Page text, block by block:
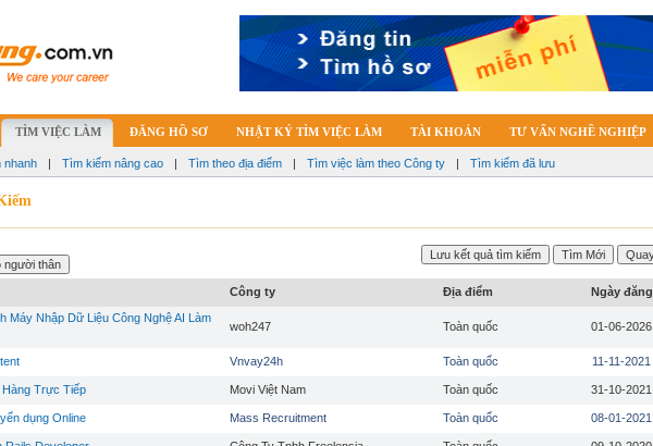
TÌM VIỆC LÀM ĐĂNG HỒ SƠ NHẬT KÝ TÌM VIỆC LÀM TÀI KHOẢN TƯ VẤN NGHỀ NGHIỆP
nhanh | Tìm kiếm nâng cao | Tìm theo địa điểm | Tìm việc làm theo Công ty | Tìm kiếm đã lưu
Công ty Địa điểm
Ngày đăng
Máy Nhập Dữ Liệu Công Nghệ AI Làm
woh247 Toàn quốc 01-06-2026
Vnvay24h Toàn quốc 11-11-2021
Hàng Trực Tiếp Movi Việt Nam Toàn quốc 31-10-2021
dụng Online Mass Recruitment Toàn quốc 08-01-2021